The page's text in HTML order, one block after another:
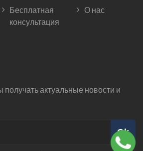
Бесплатная
консультация
О нас
актуальные новости и
Ok